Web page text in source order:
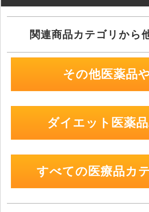
関連商品カテゴリから
その他医薬品
ダイエット医薬
すべての医療品カ